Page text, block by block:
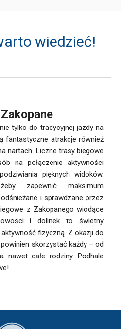
wiedzieć!
tylko do tradycyjnej jazdy na
fantastyczne atrakcje również
nartach. Liczne trasy biegowe
na połączenie aktywności
pięknych widoków.
zapewnić maksimum
i sprawdzane przez
z Zakopanego wiodące
i dolinek to świetny
fizyczną. Z okazji do
skorzystać każdy – od
nawet całe rodziny. Podhale